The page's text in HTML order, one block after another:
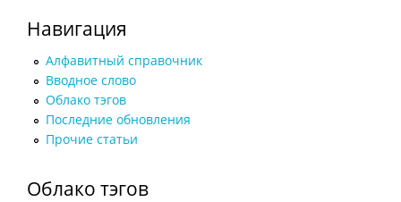
Навигация
Алфавитный справочник
Вводное слово
Облако тэгов
Последние обновления
Прочие статьи
Облако тэгов